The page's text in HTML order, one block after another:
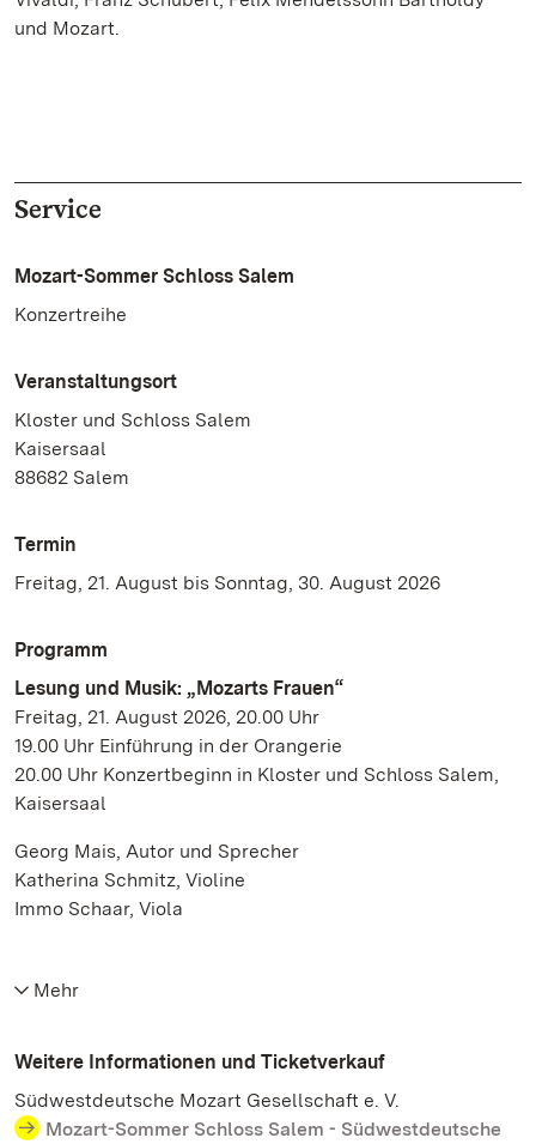
und Mozart.
Service
Mozart-Sommer Schloss Salem
Konzertreihe
Veranstaltungsort
Kloster und Schloss Salem
Kaisersaal
88682 Salem
Termin
Freitag, 21. August bis Sonntag, 30. August 2026
Programm
Lesung und Musik: „Mozarts Frauen“
Freitag, 21. August 2026, 20.00 Uhr
19.00 Uhr Einführung in der Orangerie
20.00 Uhr Konzertbeginn in Kloster und Schloss Salem,
Kaisersaal
Georg Mais, Autor und Sprecher
Katherina Schmitz, Violine
Immo Schaar, Viola
Mehr
Weitere Informationen und Ticketverkauf
Südwestdeutsche Mozart Gesellschaft e. V.
Mozart-Sommer Schloss Salem - Südwestdeutsche